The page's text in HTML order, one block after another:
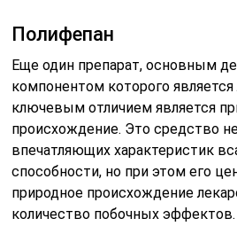
Полифепан
Еще один препарат, основным
компонентом которого является
ключевым отличием является
происхождение. Это средство
впечатляющих характеристик
способности, но при этом его
природное происхождение
количество побочных